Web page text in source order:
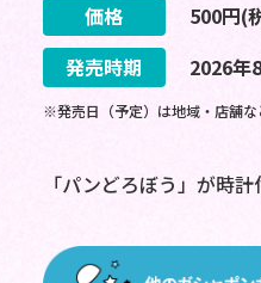
価格 500円(
発売時期
2026年8
※発売日（予定）は地域・店舗な
「パンどろぼう」が時